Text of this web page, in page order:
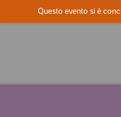
Questo evento si è